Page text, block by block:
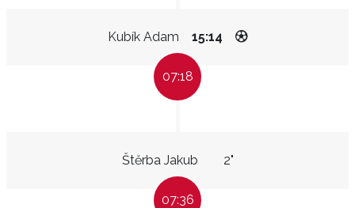
Kubík Adam 15:14
07:18
Štěrba Jakub 2"
07:36